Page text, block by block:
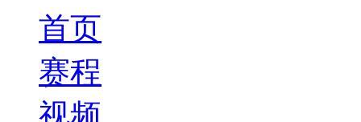
首页
赛程